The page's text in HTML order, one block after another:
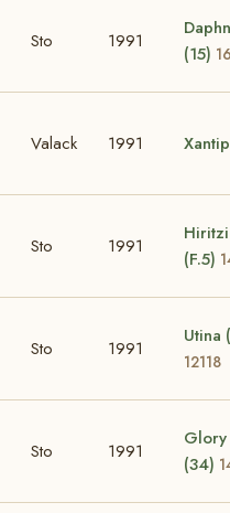
Sto 1991
(15)
Valack 1991
Sto 1991
(F.5)
Sto 1991
Utina
12118
Sto 1991
(34)